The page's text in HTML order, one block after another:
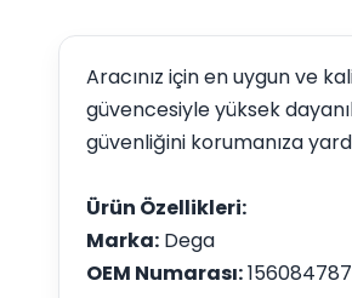
Aracınız için en uygun ve
güvencesiyle yüksek
güvenliğini korumanıza
Ürün Özellikleri:
Marka: Dega
OEM Numarası:156084787